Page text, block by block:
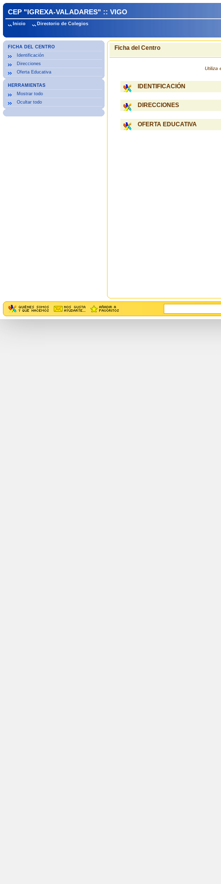
CEP "IGREXA-VALADARES" :: VIGO
Inicio Directorio de Colegios
FICHA DEL CENTRO
Identificación
Direcciones
Oferta Educativa
HERRAMIENTAS
Mostrar todo
Ocultar todo
Ficha del Centro
Utiliza
IDENTIFICACIÓN
DIRECCIONES
OFERTA EDUCATIVA